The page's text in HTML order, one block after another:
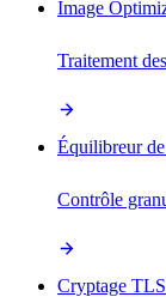
Image
Traitement
Équilibreur
Contrôle
Cryptage TLS